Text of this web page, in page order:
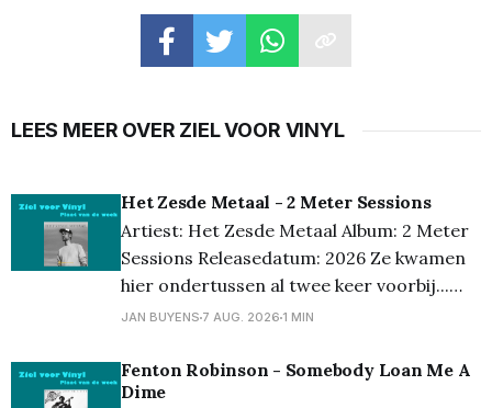
LEES MEER OVER ZIEL VOOR VINYL
Het Zesde Metaal - 2 Meter Sessions
Artiest: Het Zesde Metaal Album: 2 Meter
Sessions Releasedatum: 2026 Ze kwamen
hier ondertussen al twee keer voorbij...
maar wat een topband is Het Zesde
de nummers in hun puurste vorm, en dat
past perfect bij de kracht van hun muziek.
JAN BUYENS 7 AUG. 2026 1 MIN
Fenton Robinson - Somebody Loan Me A
Dime